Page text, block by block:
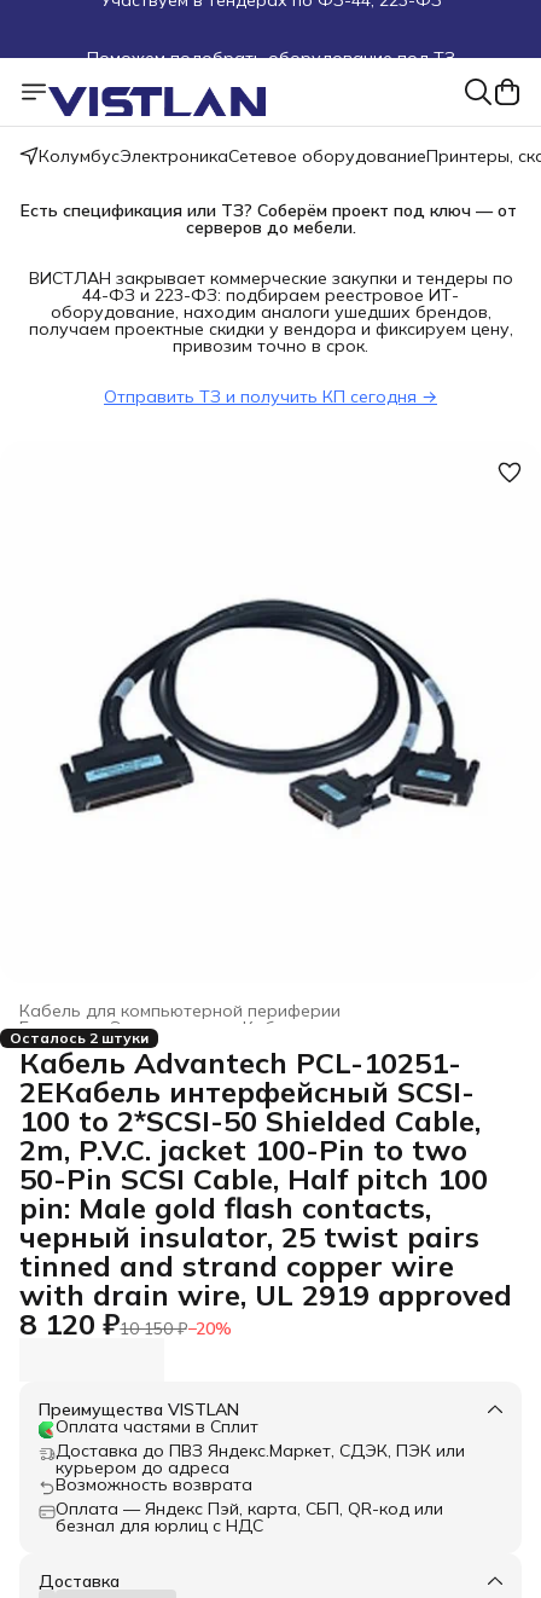
Пуско-наладочные работы
Пришлите запрос на e-mail или в чат
Более 100 000 позиций в наличии и под заказ
КолумбусЭлектроникаСетевое оборудованиеПринтеры,
Есть спецификация или ТЗ? Соберём проект под ключ — от
серверов до мебели.
ВИСТЛАН закрывает коммерческие закупки и тендеры по
44-ФЗ и 223-ФЗ: подбираем реестровое ИТ-
оборудование, находим аналоги ушедших брендов,
получаем проектные скидки у вендора и фиксируем цену,
привозим точно в срок.
Отправить ТЗ и получить КП сегодня →
Кабель для компьютерной периферии
Кабели и переходники
Электроника
Главная ›
Осталось 2 штуки
Кабель Advantech PCL-10251-
2EКабель интерфейсный SCSI-
100 to 2*SCSI-50 Shielded Cable,
2m, P.V.C. jacket 100-Pin to two
50-Pin SCSI Cable, Half pitch 100
pin: Male gold flash contacts,
черный insulator, 25 twist pairs
tinned and strand copper wire
with drain wire, UL 2919 approved
8 120 ₽10 150 ₽−20%
Преимущества VISTLAN
Оплата частями в Сплит
Доставка до ПВЗ Яндекс.Маркет, СДЭК, ПЭК или
курьером до адреса
Возможность возврата
Оплата — Яндекс Пэй, карта, СБП, QR-код или
безнал для юрлиц с НДС
Доставка